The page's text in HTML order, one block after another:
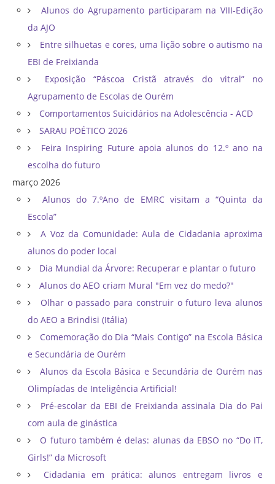
Alunos do Agrupamento participaram na VIII-Edição
da AJO
Entre silhuetas e cores, uma lição sobre o autismo na
EBI de Freixianda
Exposição “Páscoa Cristã através do vitral” no
Agrupamento de Escolas de Ourém
Comportamentos Suicidários na Adolescência - ACD
SARAU POÉTICO 2026
Feira Inspiring Future apoia alunos do 12.º ano na
escolha do futuro
março 2026
Alunos do 7.ºAno de EMRC visitam a “Quinta da
Escola”
A Voz da Comunidade: Aula de Cidadania aproxima
alunos do poder local
Dia Mundial da Árvore: Recuperar e plantar o futuro
Alunos do AEO criam Mural "Em vez do medo?"
Olhar o passado para construir o futuro leva alunos
do AEO a Brindisi (Itália)
Comemoração do Dia “Mais Contigo” na Escola Básica
e Secundária de Ourém
Alunos da Escola Básica e Secundária de Ourém nas
Olimpíadas de Inteligência Artificial!
Pré-escolar da EBI de Freixianda assinala Dia do Pai
com aula de ginástica
O futuro também é delas: alunas da EBSO no “Do IT,
Girls!” da Microsoft
Cidadania em prática: alunos entregam livros e